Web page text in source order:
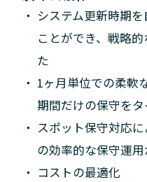
システム更新時期
ことができ、戦略
た
1ヶ月単位での柔軟
期間だけの保守を
スポット保守対応
の効率的な保守運
コストの最適化